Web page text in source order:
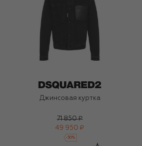
Джинсовая куртка
71 850 ₽
49 950 ₽
-30%